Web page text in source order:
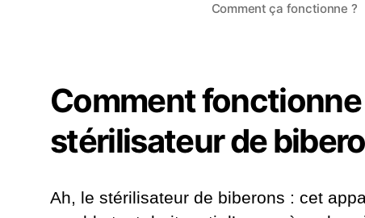
Comment ça fonctionne ?
Comment
stérilisateur de
Ah, le stérilisateur de biberons : cet